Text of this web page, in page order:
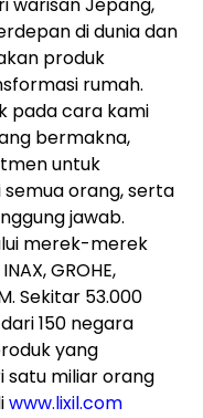
warisan Jepang,
di dunia dan
produk
rumah.
pada cara kami
bermakna,
untuk
orang, serta
jawab.
merek-merek
GROHE,
Sekitar 53.000
150 negara
yang
satu miliar orang
www.lixil.com